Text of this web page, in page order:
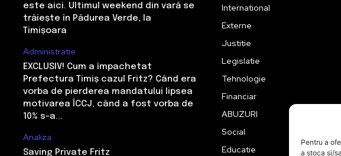
Pentru a
a stoca și/
este aici. Ultimul weekend din vară se
trăiește în Pădurea Verde, la
Timișoara
Administratie
EXCLUSIV! Cum a împachetat
Prefectura Timiș cazul Fritz? Când era
vorba de pierderea mandatului lipsea
motivarea ÎCCJ, când a fost vorba de
10% s-a...
Analiza
Saving Private Fritz
International
Externe
Justitie
Legislatie
Tehnologie
Financiar
ABUZURI
Social
Educatie